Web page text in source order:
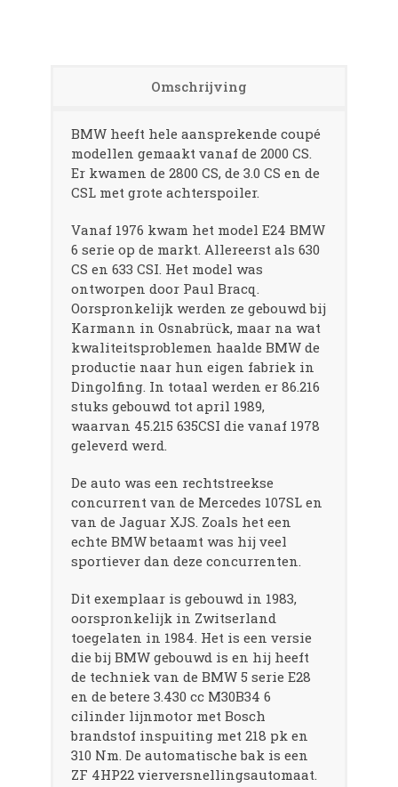
Omschrijving
BMW heeft hele aansprekende coupé
modellen gemaakt vanaf de 2000 CS.
Er kwamen de 2800 CS, de 3.0 CS en de
CSL met grote achterspoiler.
Vanaf 1976 kwam het model E24 BMW
6 serie op de markt. Allereerst als 630
CS en 633 CSI. Het model was
ontworpen door Paul Bracq.
Oorspronkelijk werden ze gebouwd bij
Karmann in Osnabrück, maar na wat
kwaliteitsproblemen haalde BMW de
productie naar hun eigen fabriek in
Dingolfing. In totaal werden er 86.216
stuks gebouwd tot april 1989,
waarvan 45.215 635CSI die vanaf 1978
geleverd werd.
De auto was een rechtstreekse
concurrent van de Mercedes 107SL en
van de Jaguar XJS. Zoals het een
echte BMW betaamt was hij veel
sportiever dan deze concurrenten.
Dit exemplaar is gebouwd in 1983,
oorspronkelijk in Zwitserland
toegelaten in 1984. Het is een versie
die bij BMW gebouwd is en hij heeft
de techniek van de BMW 5 serie E28
en de betere 3.430 cc M30B34 6
cilinder lijnmotor met Bosch
brandstof inspuiting met 218 pk en
310 Nm. De automatische bak is een
ZF 4HP22 vierversnellingsautomaat.